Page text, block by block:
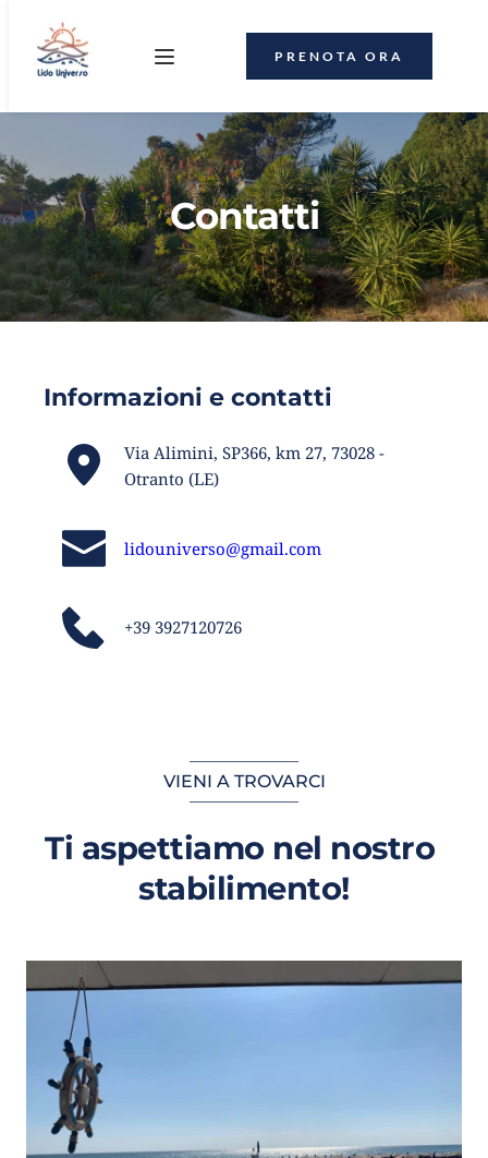
PRENOTA ORA
Contatti
Informazioni e contatti
Via Alimini, SP366, km 27, 73028 -
Otranto (LE)
lidouniverso@gmail.com
+39 3927120726
VIENI A TROVARCI
Ti aspettiamo nel nostro
stabilimento!